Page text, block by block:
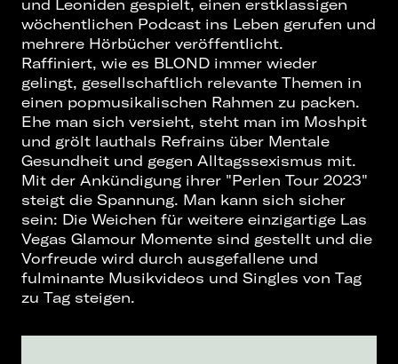
und Leoniden gespielt, einen erstklassigen
wöchentlichen Podcast ins Leben gerufen und
mehrere Hörbücher veröffentlicht.
Raffiniert, wie es BLOND immer wieder
gelingt, gesellschaftlich relevante Themen in
einen popmusikalischen Rahmen zu packen.
Ehe man sich versieht, steht man im Moshpit
und grölt lauthals Refrains über Mentale
Gesundheit und gegen Alltagssexismus mit.
Mit der Ankündigung ihrer "Perlen Tour 2023"
steigt die Spannung. Man kann sich sicher
sein: Die Weichen für weitere einzigartige Las
Vegas Glamour Momente sind gestellt und die
Vorfreude wird durch ausgefallene und
fulminante Musikvideos und Singles von Tag
zu Tag steigen.